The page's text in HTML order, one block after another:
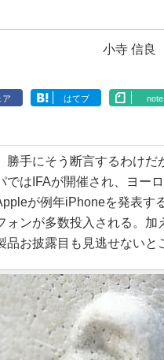
小寺 信良
ア はてブ note
手にそう断言するわけだ
はIFAが開催され、ヨー
が例年iPhoneを発表す
ンが多数投入される。加
お披露目も見逃せないと